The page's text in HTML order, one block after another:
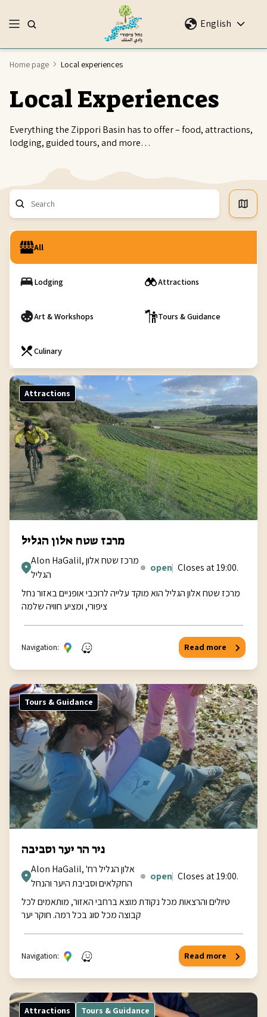
English
Home page Local experiences
Local Experiences
Everything the Zippori Basin has to offer – food, attractions,
lodging, guided tours, and more…
All
Lodging Attractions
Art & Workshops Tours & Guidance
Culinary
Attractions
מרכז שטח אלון הגליל
Alon HaGalil, מרכז שטח אלון
הגליל
open Closes at 19:00.
מרכז שטח אלון הגליל הוא מוקד עלייה לרוכבי אופניים באזור נחל
ציפורי, ומציע חוויה שלמה
Navigation: Read more
Tours & Guidance
ניר הר יער וסביבה
Alon HaGalil, אלון הגליל רח'
החקלאים וסביבת היער והנחל
open Closes at 19:00.
טיולים והרצאות מכל נקודת מוצא ברחבי האזור, מותאמים לכל
קבוצה מכל סוג בכל רמה. חוקר יער
Navigation: Read more
Attractions Tours & Guidance